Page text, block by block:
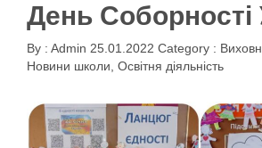
День Соборності
By : Admin 25.01.2022 Category :
Новини школи, Освітня діяльність